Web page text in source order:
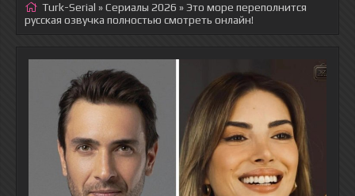
Turk-Serial »Сериалы 2026 » Это море переполнится
русская озвучка полностью смотреть онлайн!